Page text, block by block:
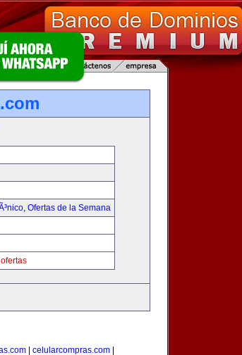
, Ofertas de la Semana
| celularcompras.com|